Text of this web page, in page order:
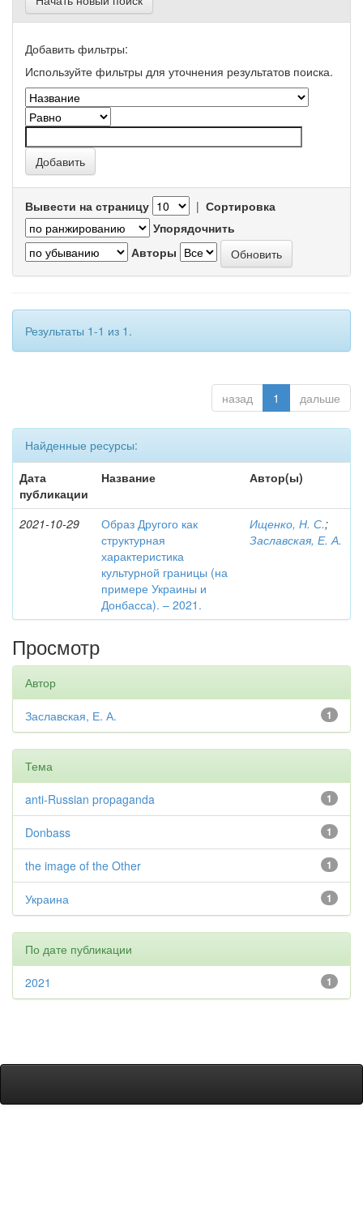
Добавить фильтры:
Используйте фильтры для уточнения результатов поиска.
Вывести на страницу | Сортировка
Упорядочнить
Авторы
Результаты 1-1 из 1.
назад 1 дальше
Найденные ресурсы:
Дата
публикации
Название Автор(ы)
2021-10-29
Образ Другого как
структурная
характеристика
культурной границы (на
примере Украины и
Донбасса). – 2021.
Ищенко, Н. С.;
Заславская, Е. А.
Просмотр
Автор
1
Заславская, Е. А.
Тема
1
anti-Russian propaganda
1
Donbass
1
the image of the Other
1
Украина
По дате публикации
1
2021